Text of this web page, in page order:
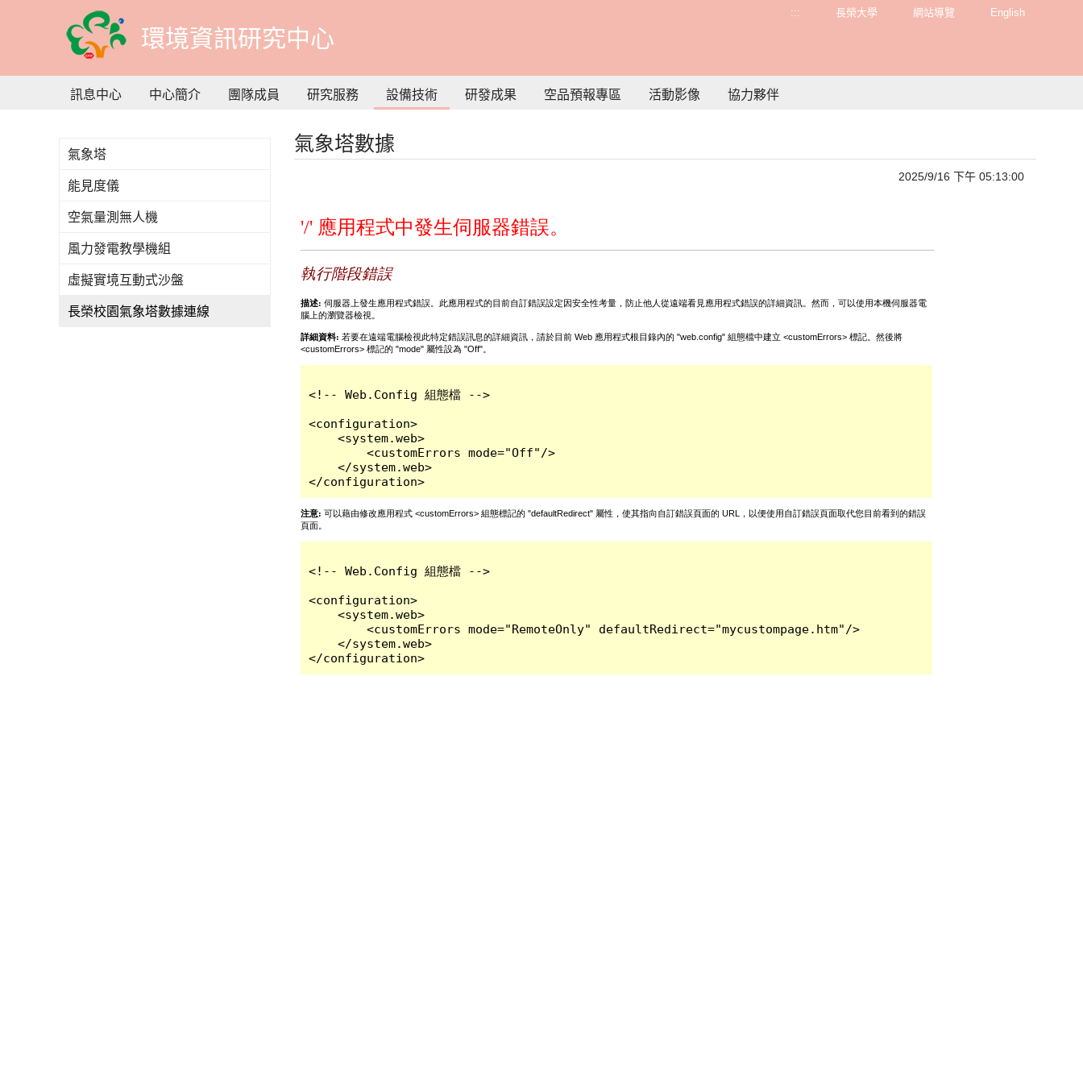
主
要
內
容
環境資訊研究中心
::: 長榮大學 網站導覽 English
訊息中心 中心簡介 團隊成員 研究服務 設備技術 研發成果 空品預報專區 活動影像 協力夥伴
氣象塔數據
2025/9/16 下午 05:13:00
氣象塔
能見度儀
空氣量測無人機
風力發電教學機組
虛擬實境互動式沙盤
長榮校園氣象塔數據連線